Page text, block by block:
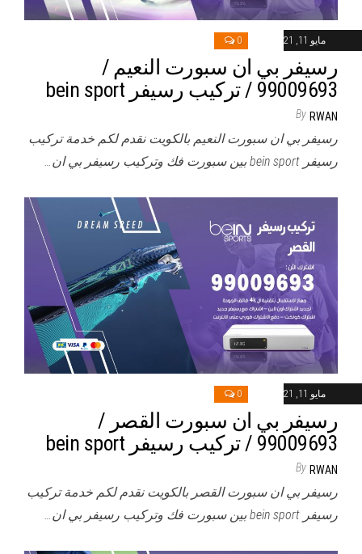
مايو 11, 2021 0
رسيفر بي ان سبورت النعيم /
99009693 / تركيب رسيفر bein sport
By RWAN
رسيفر بي ان سبورت النعيم بالكويت نقدم لكم خدمة تركيب
رسيفر bein sport بين سبورت فك وتركيب رسيفر بي ان…
مايو 11, 2021 0
رسيفر بي ان سبورت القصر /
99009693 / تركيب رسيفر bein sport
By RWAN
رسيفر بي ان سبورت القصر بالكويت نقدم لكم خدمة تركيب
رسيفر bein sport بين سبورت فك وتركيب رسيفر بي ان…